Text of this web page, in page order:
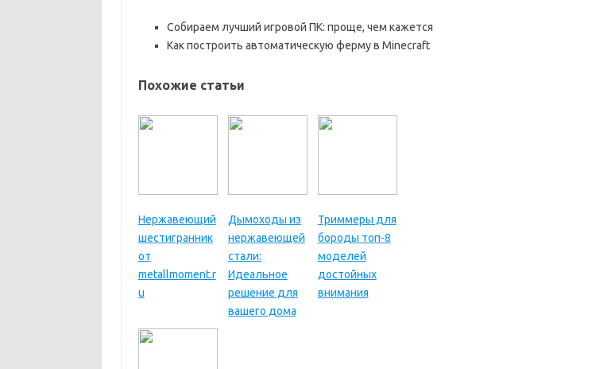
Собираем лучший игровой ПК: проще, чем кажется
Как построить автоматическую ферму в Minecraft
Похожие статьи
Нержавеющий
шестигранник
от
metallmoment.r
u
Дымоходы из
нержавеющей
стали:
Идеальное
решение для
вашего дома
Триммеры для
бороды топ-8
моделей
достойных
внимания